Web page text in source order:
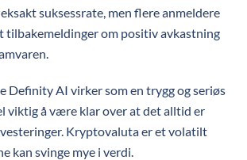
suksessrate, men flere anmeldere
tilbakemeldinger om positiv avkastning
Definity AI virker som en trygg og seriøs
viktig å være klar over at det alltid er
Kryptovaluta er et volatilt
kan svinge mye i verdi.